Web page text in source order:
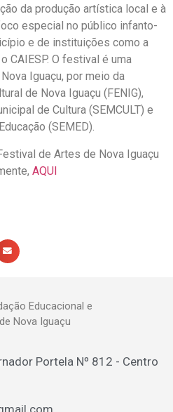
da produção artística local e à
especial no público infanto-
e de instituições como a
CAIESP. O festival é uma
Iguaçu, por meio da
de Nova Iguaçu (FENIG),
de Cultura (SEMCULT) e
(SEMED).
de Artes de Nova Iguaçu
AQUI
Educacional e
Nova Iguaçu
Portela Nº 812 - Centro